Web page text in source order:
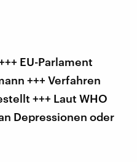
EU-Parlament
+++ Verfahren
+++ Laut WHO
Depressionen oder